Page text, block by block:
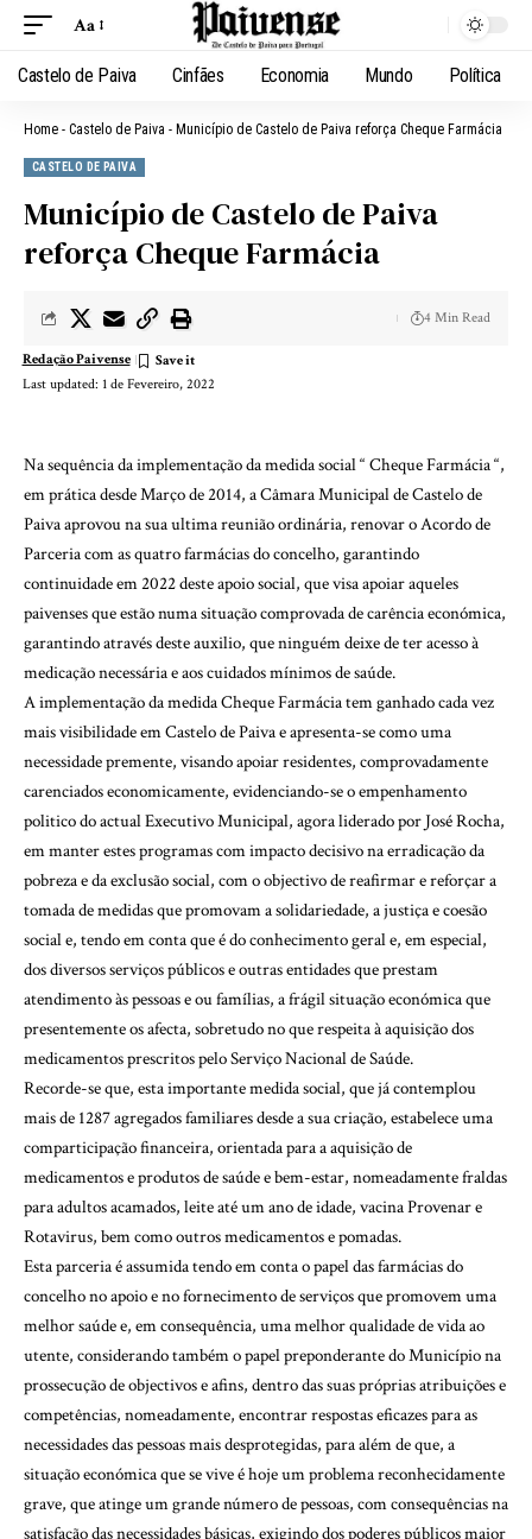
Aa
Castelo de Paiva Cinfães Economia Mundo Política
Home - Castelo de Paiva - Município de Castelo de Paiva reforça Cheque Farmácia
CASTELO DE PAIVA
Município de Castelo de Paiva
reforça Cheque Farmácia
Last updated: 1 de Fevereiro, 2022
Redação Paivense
4 Min Read
Na sequência da implementação da medida social “ Cheque Farmácia “,
em prática desde Março de 2014, a Câmara Municipal de Castelo de
Paiva aprovou na sua ultima reunião ordinária, renovar o Acordo de
Parceria com as quatro farmácias do concelho, garantindo
continuidade em 2022 deste apoio social, que visa apoiar aqueles
paivenses que estão numa situação comprovada de carência económica,
garantindo através deste auxilio, que ninguém deixe de ter acesso à
medicação necessária e aos cuidados mínimos de saúde.
A implementação da medida Cheque Farmácia tem ganhado cada vez
mais visibilidade em Castelo de Paiva e apresenta-se como uma
necessidade premente, visando apoiar residentes, comprovadamente
carenciados economicamente, evidenciando-se o empenhamento
politico do actual Executivo Municipal, agora liderado por José Rocha,
em manter estes programas com impacto decisivo na erradicação da
pobreza e da exclusão social, com o objectivo de reafirmar e reforçar a
tomada de medidas que promovam a solidariedade, a justiça e coesão
social e, tendo em conta que é do conhecimento geral e, em especial,
dos diversos serviços públicos e outras entidades que prestam
atendimento às pessoas e ou famílias, a frágil situação económica que
presentemente os afecta, sobretudo no que respeita à aquisição dos
medicamentos prescritos pelo Serviço Nacional de Saúde.
Recorde-se que, esta importante medida social, que já contemplou
mais de 1287 agregados familiares desde a sua criação, estabelece uma
comparticipação financeira, orientada para a aquisição de
medicamentos e produtos de saúde e bem-estar, nomeadamente fraldas
para adultos acamados, leite até um ano de idade, vacina Provenar e
Rotavirus, bem como outros medicamentos e pomadas.
Esta parceria é assumida tendo em conta o papel das farmácias do
concelho no apoio e no fornecimento de serviços que promovem uma
melhor saúde e, em consequência, uma melhor qualidade de vida ao
utente, considerando também o papel preponderante do Município na
prossecução de objectivos e afins, dentro das suas próprias atribuições e
competências, nomeadamente, encontrar respostas eficazes para as
necessidades das pessoas mais desprotegidas, para além de que, a
situação económica que se vive é hoje um problema reconhecidamente
grave, que atinge um grande número de pessoas, com consequências na
satisfação das necessidades básicas, exigindo dos poderes públicos maior